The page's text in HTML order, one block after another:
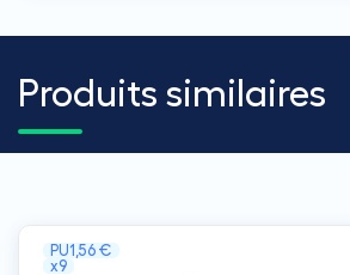
Produits similaires
PU1,56 €
x9